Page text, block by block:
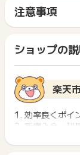
✕【ポイント獲
イントタウン⇒購
非課税商品や、
支払額× 0.9」の
下さい。
サイトに移動し
間に、同じブラ
ト獲得ができま
「 ショッピン
ス・お買い物利
イント獲得がで
2回以上同じお買
ポイントタウン
タンを押してか
下記の事項に該
注意事項
一部のサービス
は切り捨てとなり
ポイント獲得が
ント履歴には記
原則として広告
につきましては
まれません。
広告主が運営し
商品の交換や
になる可能性も
ショップの
楽天
1. 効率良くポイ
2. 新規入会・利